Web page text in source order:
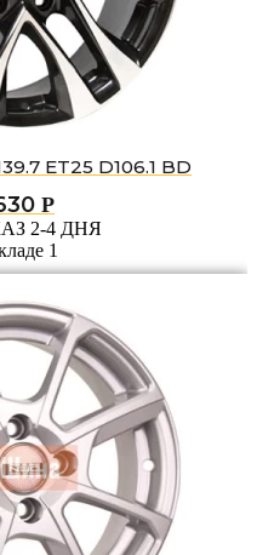
ET25 D106.1 BD
Р
2-4 ДНЯ
1